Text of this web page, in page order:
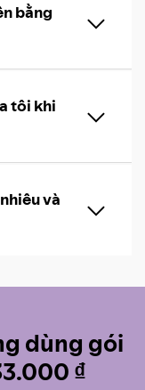
bằng
tôi khi
và
dùng gói
₫